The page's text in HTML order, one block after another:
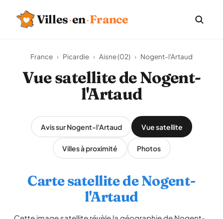
Villes·en·France
France › Picardie › Aisne (02) › Nogent-l'Artaud
Vue satellite de Nogent-
l'Artaud
Avis sur Nogent-l'Artaud Vue satellite
Villes à proximité Photos
Carte satellite de Nogent-
l'Artaud